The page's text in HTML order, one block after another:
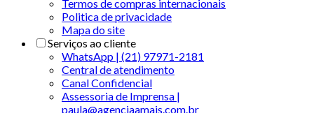
Termos de compras internacionais
Politica de privacidade
Mapa do site
Serviços ao cliente
WhatsApp | (21) 97971-2181
Central de atendimento
Canal Confidencial
Assessoria de Imprensa |
paula@agenciaamais.com.br